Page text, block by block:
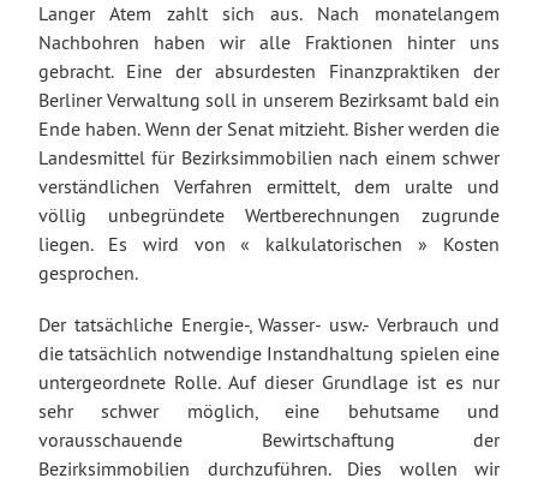
Langer Atem zahlt sich aus. Nach monatelangem
Nachbohren haben wir alle Fraktionen hinter uns
gebracht. Eine der absurdesten Finanzpraktiken der
Berliner Verwaltung soll in unserem Bezirksamt bald ein
Ende haben. Wenn der Senat mitzieht. Bisher werden die
Landesmittel für Bezirksimmobilien nach einem schwer
verständlichen Verfahren ermittelt, dem uralte und
völlig unbegründete Wertberechnungen zugrunde
liegen. Es wird von « kalkulatorischen » Kosten
gesprochen.
Der tatsächliche Energie-, Wasser- usw.- Verbrauch und
die tatsächlich notwendige Instandhaltung spielen eine
untergeordnete Rolle. Auf dieser Grundlage ist es nur
sehr schwer möglich, eine behutsame und
vorausschauende Bewirtschaftung der
Bezirksimmobilien durchzuführen. Dies wollen wir